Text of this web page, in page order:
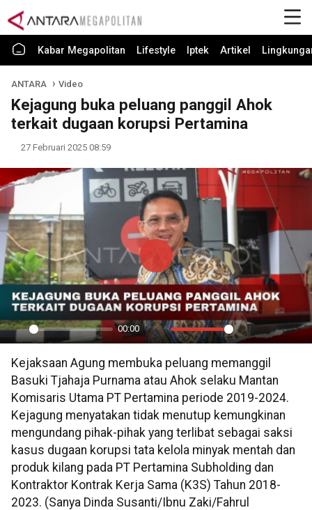
Kabar Megapolitan Lifestyle Iptek Artikel
ANTARA Video
Kejagung buka peluang panggil Ahok
terkait dugaan korupsi Pertamina
27 Februari 2025 08:59
Play
00:00
Mute Settings
PIP
Play
Kejaksaan Agung membuka peluang memanggil
Basuki Tjahaja Purnama atau Ahok selaku Mantan
Komisaris Utama PT Pertamina periode 2019-2024.
Kejagung menyatakan tidak menutup kemungkinan
mengundang pihak-pihak yang terlibat sebagai saksi
kasus dugaan korupsi tata kelola minyak mentah dan
produk kilang pada PT Pertamina Subholding dan
Kontraktor Kontrak Kerja Sama (K3S) Tahun 2018-
2023. (Sanya Dinda Susanti/Ibnu Zaki/Fahrul